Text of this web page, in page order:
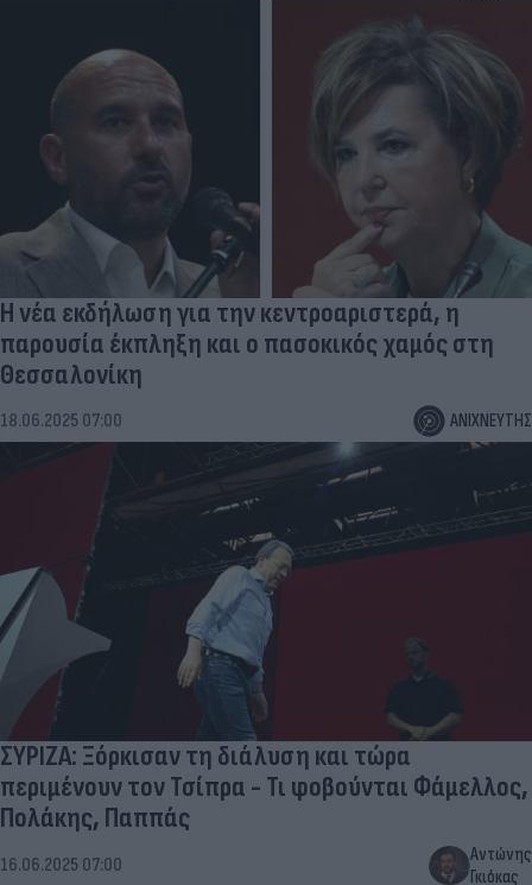
Η νέα εκδήλωση για την κεντροαριστερά, η
παρουσία έκπληξη και ο πασοκικός χαμός στη
Θεσσαλονίκη
18.06.2025 07:00 ΑΝΙΧΝΕΥΤΗΣ
ΣΥΡΙΖΑ: Ξόρκισαν τη διάλυση και τώρα
περιμένουν τον Τσίπρα - Τι φοβούνται Φάμελλος,
Πολάκης, Παππάς
16.06.2025 07:00
Αντώνης
Γκιόκας